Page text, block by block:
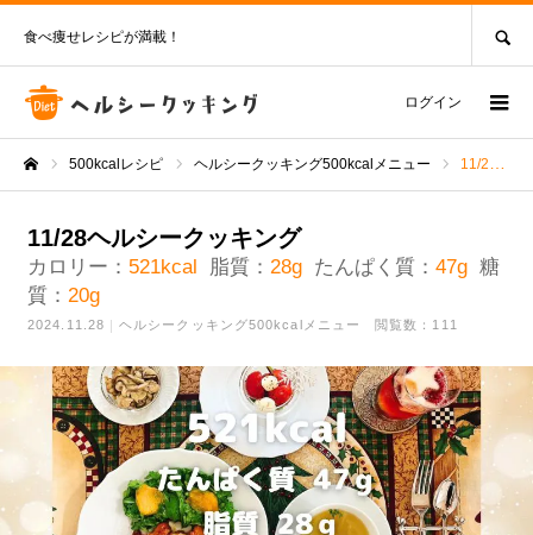
食べ痩せレシピが満載！
ログイン
500kcalレシピ ヘルシークッキング500kcalメニュー 11/28ヘルシークッキング
11/28ヘルシークッキング
カロリー： 521kcal 脂質： 28g たんぱく質： 47g 糖
質： 20g
2024.11.28 ヘルシークッキング500kcalメニュー 閲覧数：111